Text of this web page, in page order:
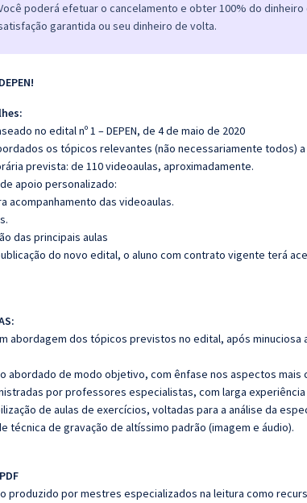
poderá efetuar o cancelamento e obter 100% do dinheiro
garantida ou seu dinheiro de volta.
no edital nº 1 – DEPEN, de 4 de maio de 2020
os tópicos relevantes (não necessariamente todos)
prevista: de 110 videoaulas, aproximadamente.
apoio personalizado:
acompanhamento das videoaulas.
das principais aulas
do novo edital, o aluno com contrato vigente terá
abordagem dos tópicos previstos no edital, após
abordado de modo objetivo, com ênfase nos aspectos mais
por professores especialistas, com larga
de aulas de exercícios, voltadas para a análise da
técnica de gravação de altíssimo padrão (imagem e áudio).
produzido por mestres especializados na leitura como